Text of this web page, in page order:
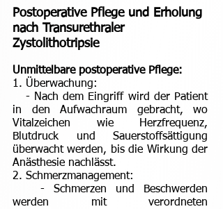
Postoperative Pflege und Erholung
nach Transurethraler
Zystolithotripsie
Unmittelbare postoperative Pflege:
1. Überwachung:
- Nach dem Eingriff wird der Patient
in den Aufwachraum gebracht, wo
Vitalzeichen wie Herzfrequenz,
Blutdruck und Sauerstoffsättigung
überwacht werden, bis die Wirkung der
Anästhesie nachlässt.
2. Schmerzmanagement:
- Schmerzen und Beschwerden
werden mit verordneten